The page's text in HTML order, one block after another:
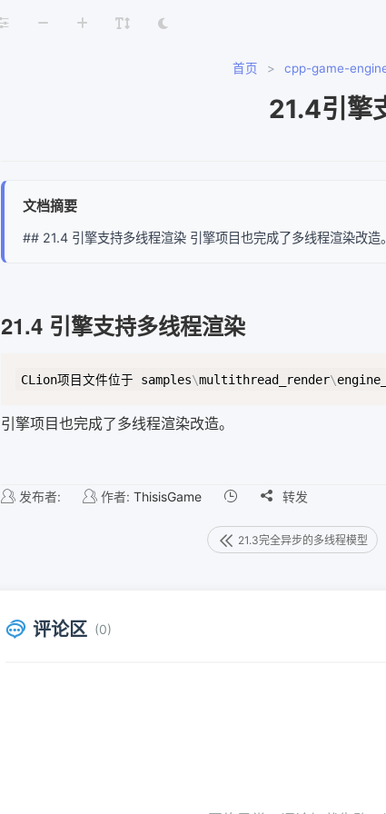
首页 > cpp-game-
21.4引擎
文档摘要
## 21.4 引擎支持多线程渲染 引擎项目也完成了多线程渲染改造。
21.4 引擎支持多线程渲染
CLion项目文件位于 samples\multithread_render\
引擎项目也完成了多线程渲染改造。
发布者: 作者:ThisisGame  转发
21.3完全异步的多线程模型
评论区 (0)